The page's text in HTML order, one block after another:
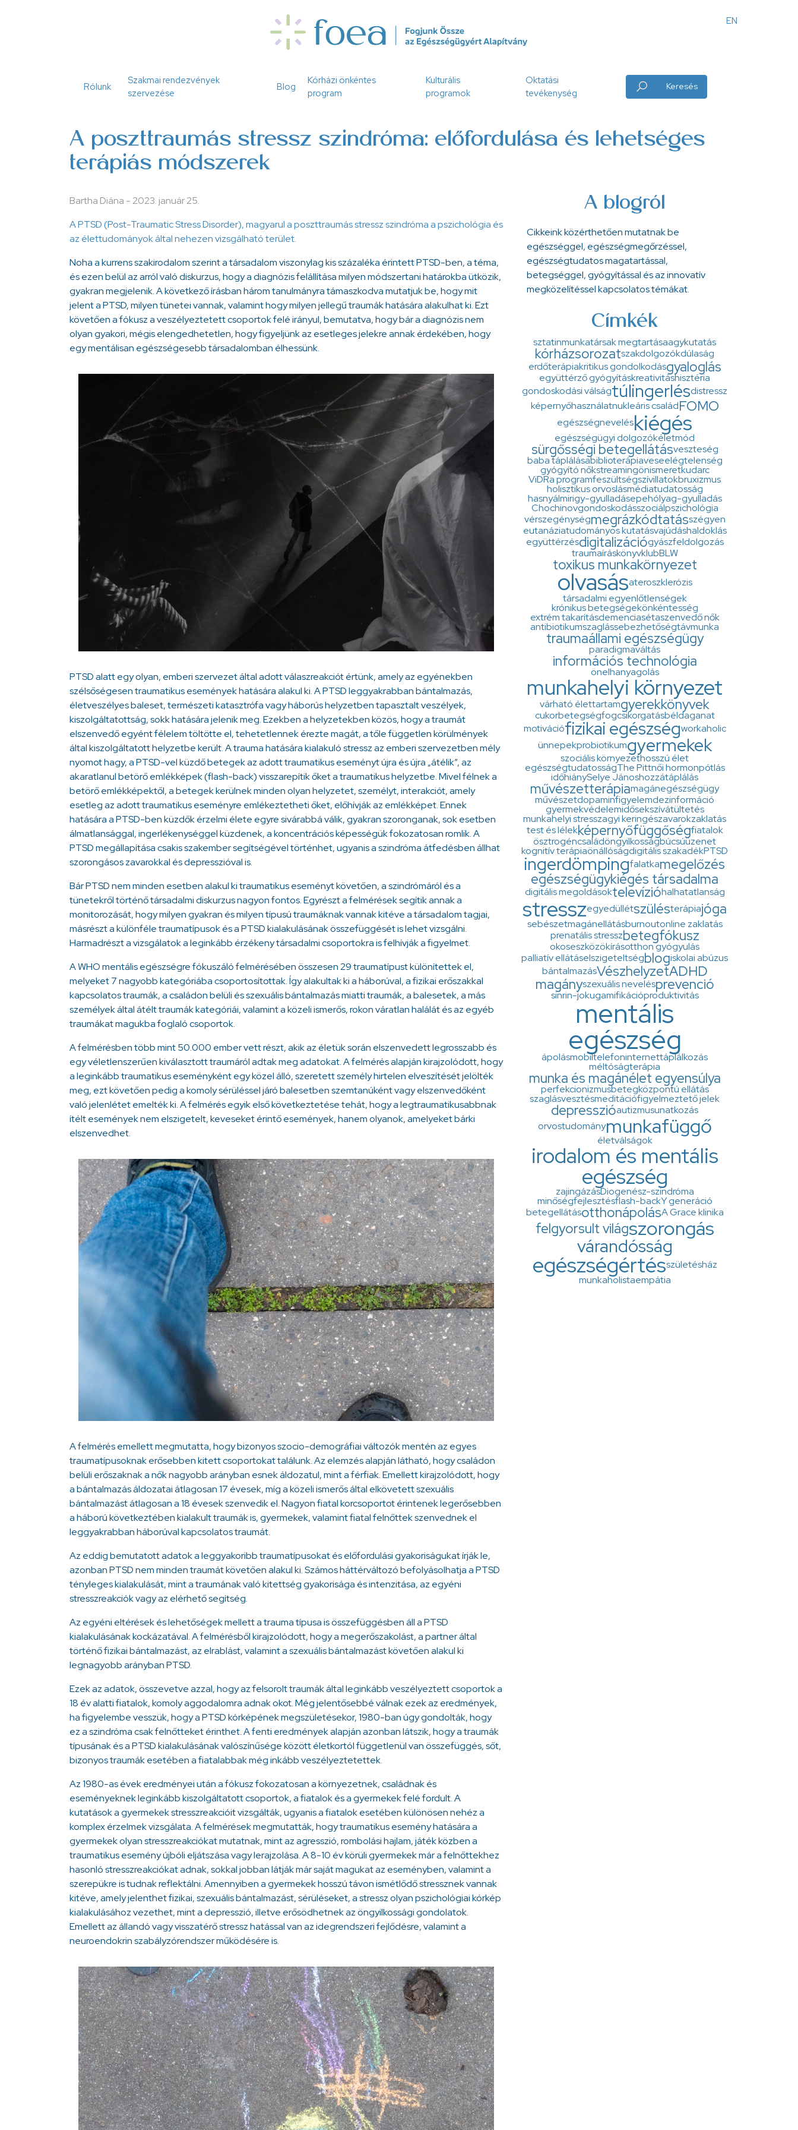
Angol
EN
Rólunk
Szakmai rendezvények
szervezése
Blog
Kórházi önkéntes
program
Kulturális
programok
Oktatási
tevékenység
Keresés
A poszttraumás stressz szindróma: előfordulása és lehetséges
terápiás módszerek
Bartha Diána - 2023. január 25.
A PTSD (Post-Traumatic Stress Disorder), magyarul a poszttraumás stressz szindróma a pszichológia és
az élettudományok által nehezen vizsgálható terület.
Noha a kurrens szakirodalom szerint a társadalom viszonylag kis százaléka érintett PTSD-ben, a téma,
és ezen belül az arról való diskurzus, hogy a diagnózis felállítása milyen módszertani határokba ütközik,
gyakran megjelenik. A következő írásban három tanulmányra támaszkodva mutatjuk be, hogy mit
jelent a PTSD, milyen tünetei vannak, valamint hogy milyen jellegű traumák hatására alakulhat ki. Ezt
követően a fókusz a veszélyeztetett csoportok felé irányul, bemutatva, hogy bár a diagnózis nem
olyan gyakori, mégis elengedhetetlen, hogy figyeljünk az esetleges jelekre annak érdekében, hogy
egy mentálisan egészségesebb társadalomban élhessünk.
PTSD alatt egy olyan, emberi szervezet által adott válaszreakciót értünk, amely az egyénekben
szélsőségesen traumatikus események hatására alakul ki. A PTSD leggyakrabban bántalmazás,
életveszélyes baleset, természeti katasztrófa vagy háborús helyzetben tapasztalt veszélyek,
kiszolgáltatottság, sokk hatására jelenik meg. Ezekben a helyzetekben közös, hogy a traumát
elszenvedő egyént félelem töltötte el, tehetetlennek érezte magát, a tőle független körülmények
által kiszolgáltatott helyzetbe került. A trauma hatására kialakuló stressz az emberi szervezetben mély
nyomot hagy, a PTSD-vel küzdő betegek az adott traumatikus eseményt újra és újra „átélik”, az
akaratlanul betörő emlékképek (flash-back) visszarepítik őket a traumatikus helyzetbe. Mivel félnek a
betörő emlékképektől, a betegek kerülnek minden olyan helyzetet, személyt, interakciót, amely
esetleg az adott traumatikus eseményre emlékeztetheti őket, előhívják az emlékképet. Ennek
hatására a PTSD-ben küzdők érzelmi élete egyre sivárabbá válik, gyakran szoronganak, sok esetben
álmatlansággal, ingerlékenységgel küzdenek, a koncentrációs képességük fokozatosan romlik. A
PTSD megállapítása csakis szakember segítségével történhet, ugyanis a szindróma átfedésben állhat
szorongásos zavarokkal és depresszióval is.
Bár PTSD nem minden esetben alakul ki traumatikus eseményt követően, a szindrómáról és a
tünetekről történő társadalmi diskurzus nagyon fontos. Egyrészt a felmérések segítik annak a
monitorozását, hogy milyen gyakran és milyen típusú traumáknak vannak kitéve a társadalom tagjai,
másrészt a különféle traumatípusok és a PTSD kialakulásának összefüggését is lehet vizsgálni.
Harmadrészt a vizsgálatok a leginkább érzékeny társadalmi csoportokra is felhívják a figyelmet.
A WHO mentális egészségre fókuszáló felmérésében összesen 29 traumatípust különítettek el,
melyeket 7 nagyobb kategóriába csoportosítottak. Így alakultak ki a háborúval, a fizikai erőszakkal
kapcsolatos traumák, a családon belüli és szexuális bántalmazás miatti traumák, a balesetek, a más
személyek által átélt traumák kategóriái, valamint a közeli ismerős, rokon váratlan halálát és az egyéb
traumákat magukba foglaló csoportok.
A felmérésben több mint 50.000 ember vett részt, akik az életük során elszenvedett legrosszabb és
egy véletlenszerűen kiválasztott traumáról adtak meg adatokat. A felmérés alapján kirajzolódott, hogy
a leginkább traumatikus eseményként egy közel álló, szeretett személy hirtelen elveszítését jelölték
meg, ezt követően pedig a komoly sérüléssel járó balesetben szemtanúként vagy elszenvedőként
való jelenlétet emelték ki. A felmérés egyik első következtetése tehát, hogy a legtraumatikusabbnak
ítélt események nem elszigetelt, keveseket érintő események, hanem olyanok, amelyeket bárki
elszenvedhet.
A felmérés emellett megmutatta, hogy bizonyos szocio-demográfiai változók mentén az egyes
traumatípusoknak erősebben kitett csoportokat találunk. Az elemzés alapján látható, hogy családon
belüli erőszaknak a nők nagyobb arányban esnek áldozatul, mint a férfiak. Emellett kirajzolódott, hogy
a bántalmazás áldozatai átlagosan 17 évesek, míg a közeli ismerős által elkövetett szexuális
bántalmazást átlagosan a 18 évesek szenvedik el. Nagyon fiatal korcsoportot érintenek legerősebben
a háború következtében kialakult traumák is, gyermekek, valamint fiatal felnőttek szenvednek el
leggyakrabban háborúval kapcsolatos traumát.
Az eddig bemutatott adatok a leggyakoribb traumatípusokat és előfordulási gyakoriságukat írják le,
azonban PTSD nem minden traumát követően alakul ki. Számos háttérváltozó befolyásolhatja a PTSD
tényleges kialakulását, mint a traumának való kitettség gyakorisága és intenzitása, az egyéni
stresszreakciók vagy az elérhető segítség.
Az egyéni eltérések és lehetőségek mellett a trauma típusa is összefüggésben áll a PTSD
kialakulásának kockázatával. A felmérésből kirajzolódott, hogy a megerőszakolást, a partner által
történő fizikai bántalmazást, az elrablást, valamint a szexuális bántalmazást követően alakul ki
legnagyobb arányban PTSD.
Ezek az adatok, összevetve azzal, hogy az felsorolt traumák által leginkább veszélyeztett csoportok a
18 év alatti fiatalok, komoly aggodalomra adnak okot. Még jelentősebbé válnak ezek az eredmények,
ha figyelembe vesszük, hogy a PTSD kórképének megszületésekor, 1980-ban úgy gondolták, hogy
ez a szindróma csak felnőtteket érinthet. A fenti eredmények alapján azonban látszik, hogy a traumák
típusának és a PTSD kialakulásának valószínűsége között életkortól függetlenül van összefüggés, sőt,
bizonyos traumák esetében a fiatalabbak még inkább veszélyeztetettek.
Az 1980-as évek eredményei után a fókusz fokozatosan a környezetnek, családnak és
eseményeknek leginkább kiszolgáltatott csoportok, a fiatalok és a gyermekek felé fordult. A
kutatások a gyermekek stresszreakcióit vizsgálták, ugyanis a fiatalok esetében különösen nehéz a
komplex érzelmek vizsgálata. A felmérések megmutatták, hogy traumatikus esemény hatására a
gyermekek olyan stresszreakciókat mutatnak, mint az agresszió, rombolási hajlam, játék közben a
traumatikus esemény újbóli eljátszása vagy lerajzolása. A 8-10 év körüli gyermekek már a felnőttekhez
hasonló stresszreakciókat adnak, sokkal jobban látják már saját magukat az eseményben, valamint a
szerepükre is tudnak reflektálni. Amennyiben a gyermekek hosszú távon ismétlődő stressznek vannak
kitéve, amely jelenthet fizikai, szexuális bántalmazást, sérüléseket, a stressz olyan pszichológiai kórkép
kialakulásához vezethet, mint a depresszió, illetve erősödhetnek az öngyilkossági gondolatok.
Emellett az állandó vagy visszatérő stressz hatással van az idegrendszeri fejlődésre, valamint a
neuroendokrin szabályzórendszer működésére is.
A blogról
Cikkeink közérthetően mutatnak be
egészséggel, egészségmegőrzéssel,
egészségtudatos magatartással,
betegséggel, gyógyítással és az innovatív
megközelítéssel kapcsolatos témákat.
Címkék
sztatinmunkatársak megtartásaagykutatás
kórházsorozatszakdolgozókdúlaság
erdőterápiakritikus gondolkodásgyaloglás
együttérző gyógyításkreativitáshisztéria
gondoskodási válságtúlingerlésdistressz
képernyőhasználatnukleáris családFOMO
egészségneveléskiégés
egészségügyi dolgozókéletmód
sürgősségi betegellátásveszteség
baba táplálásabiblioterápiaveseelégtelenség
gyógyító nőkstreamingönismeretkudarc
ViDRa programfeszültségszívillatokbruxizmus
holisztikus orvoslásmédiatudatosság
hasnyálmirigy-gyulladásepehólyag-gyulladás
Chochinovgondoskodásszociálpszichológia
vérszegénységmegrázkódtatásszégyen
eutanáziatudományos kutatásvajúdáshaldoklás
együttérzésdigitalizációgyászfeldolgozás
traumaíráskönyvklubBLW
toxikus munkakörnyezet
olvasásateroszklerózis
társadalmi egyenlőtlenségek
krónikus betegségekönkéntesség
extrém takarításdemenciasétaszenvedő nők
antibiotikumszaglássebezhetőségtávmunka
traumaállami egészségügy
paradigmaváltás
információs technológia
önelhanyagolás
munkahelyi környezet
várható élettartamgyerekkönyvek
cukorbetegségfogcsikorgatásbéldaganat
motivációfizikai egészségworkaholic
ünnepekprobiotikumgyermekek
szociális környezethosszú élet
egészségtudatosságThe Pittnői hormonpótlás
időhiánySelye Jánoshozzátáplálás
művészetterápiamagánegészségügy
művészetdopaminfigyelemdezinformáció
gyermekvédelemidősekszívátültetés
munkahelyi stresszagyi keringészavarokzaklatás
test és lélekképernyőfüggőségfiatalok
ösztrogéncsaládöngyilkosságbúcsúüzenet
kognitív terápiaönállóságdigitális szakadékPTSD
ingerdömpingfalatkamegelőzés
egészségügykiégés társadalma
digitális megoldásoktelevízióhalhatatlanság
stresszegyedüllétszülésterápiajóga
sebészetmagánellátásburnoutonline zaklatás
prenatális stresszbetegfókusz
okoseszközökírásotthon gyógyulás
palliatív ellátáselszigeteltségblogiskolai abúzus
bántalmazásVészhelyzetADHD
magányszexuális nevelésprevenció
sinrin-jokugamifikációproduktivitás
mentális
egészség
ápolásmobiltelefoninternettáplálkozás
méltóságterápia
munka és magánélet egyensúlya
perfekcionizmusbetegközpontú ellátás
szaglásvesztésmeditációfigyelmeztető jelek
depresszióautizmusunatkozás
orvostudománymunkafüggő
életválságok
irodalom és mentális
egészség
zajingázásDiogenész-szindróma
minőségfejlesztésflash-backY generáció
betegellátásotthonápolásA Grace klinika
felgyorsult világszorongás
várandósság
egészségértésszületésház
munkaholistaempátia